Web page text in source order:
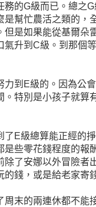
務的G級而已。總之
是幫忙農活之類的，
但是如果能從基爾朵
氣升到C級。到那個
力到E級的。因為公
。特別是小孩子就算
了E級總算能正經的掙
是些零花錢程度的報
除了安娜以外冒險者
的錢，或是給老家寄
周末的兩連休都不能